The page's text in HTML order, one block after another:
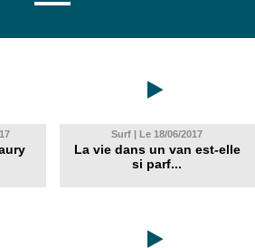
Surf | Le 18/06/2017
La vie dans un van est-elle
si parf...